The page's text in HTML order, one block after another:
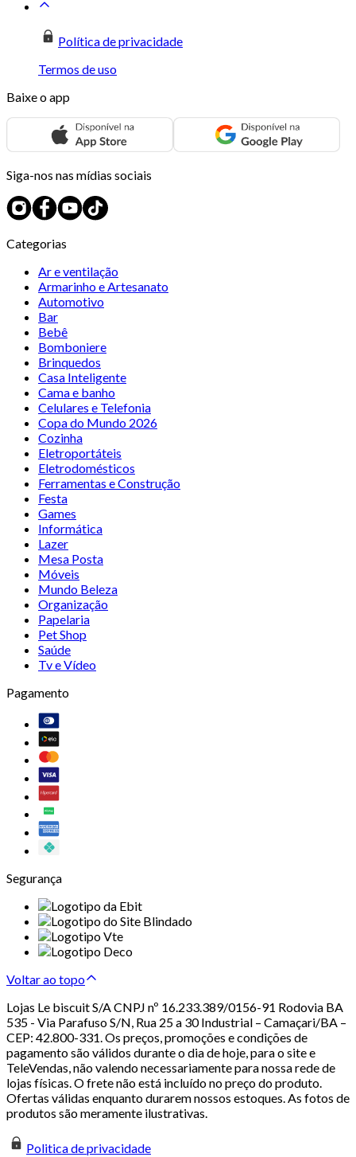
Política de privacidade
Termos de uso
Baixe o app
Siga-nos nas mídias sociais
Categorias
Ar e ventilação
Armarinho e Artesanato
Automotivo
Bar
Bebê
Bomboniere
Brinquedos
Casa Inteligente
Cama e banho
Celulares e Telefonia
Copa do Mundo 2026
Cozinha
Eletroportáteis
Eletrodomésticos
Ferramentas e Construção
Festa
Games
Informática
Lazer
Mesa Posta
Móveis
Mundo Beleza
Organização
Papelaria
Pet Shop
Saúde
Tv e Vídeo
Pagamento
Segurança
Voltar ao topo
Lojas Le biscuit S/A CNPJ nº 16.233.389/0156-91 Rodovia BA
535 - Via Parafuso S/N, Rua 25 a 30 Industrial – Camaçari/BA –
CEP: 42.800-331. Os preços, promoções e condições de
pagamento são válidos durante o dia de hoje, para o site e
TeleVendas, não valendo necessariamente para nossa rede de
lojas físicas. O frete não está incluído no preço do produto.
Ofertas válidas enquanto durarem nossos estoques. As fotos de
produtos são meramente ilustrativas.
Politica de privacidade